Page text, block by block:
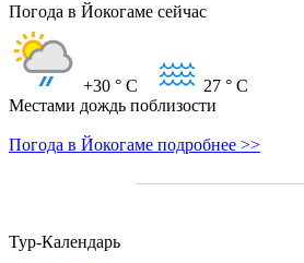
Погода в Йокогаме сейчас
+30 ° C 27 ° C
Местами дождь поблизости
Погода в Йокогаме подробнее >>
Тур-Календарь